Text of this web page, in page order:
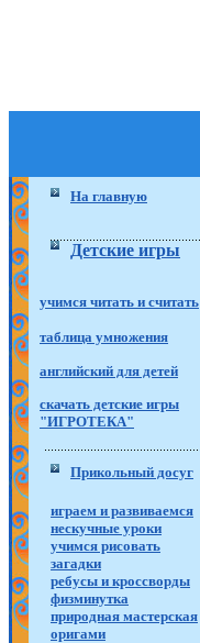
На главную
Детские игры
учимся читать и считать
таблица умножения
английский для детей
скачать детские игры
"ИГРОТЕКА"
Прикольный досуг
играем и развиваемся
нескучные уроки
учимся рисовать
загадки
ребусы и кроссворды
физминутка
природная мастерская
оригами